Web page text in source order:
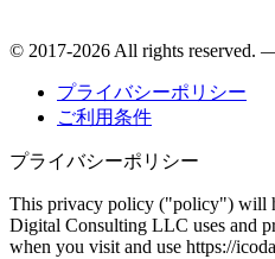
© 2017-2026 All rights reserved.
プライバシーポリシー
ご利用条件
プライバシーポリシー
This privacy policy ("policy") will
Digital Consulting LLC uses and
when you visit and use https://